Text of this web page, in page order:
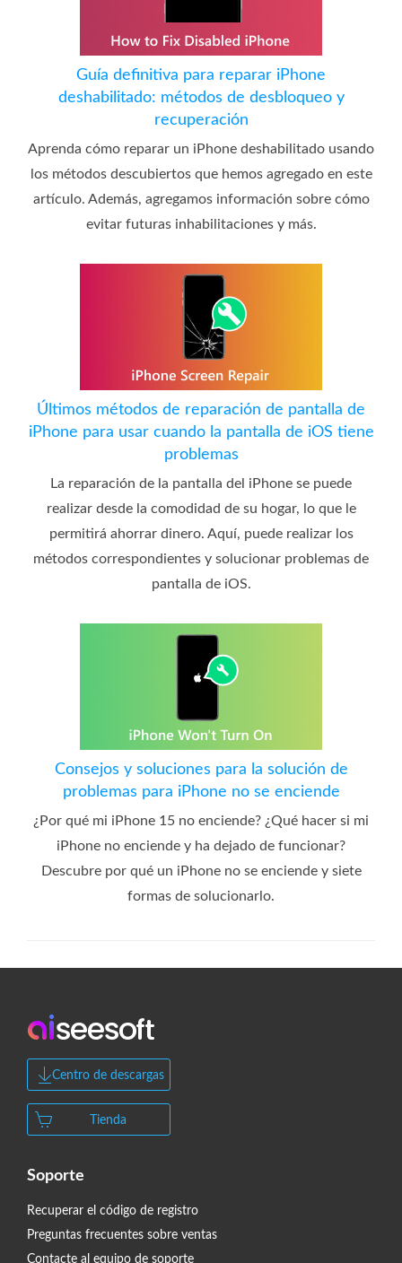
Guía definitiva para reparar iPhone
deshabilitado: métodos de desbloqueo y
recuperación
Aprenda cómo reparar un iPhone deshabilitado usando
los métodos descubiertos que hemos agregado en este
artículo. Además, agregamos información sobre cómo
evitar futuras inhabilitaciones y más.
Últimos métodos de reparación de pantalla de
iPhone para usar cuando la pantalla de iOS tiene
problemas
La reparación de la pantalla del iPhone se puede
realizar desde la comodidad de su hogar, lo que le
permitirá ahorrar dinero. Aquí, puede realizar los
métodos correspondientes y solucionar problemas de
pantalla de iOS.
Consejos y soluciones para la solución de
problemas para iPhone no se enciende
¿Por qué mi iPhone 15 no enciende? ¿Qué hacer si mi
iPhone no enciende y ha dejado de funcionar?
Descubre por qué un iPhone no se enciende y siete
formas de solucionarlo.
Centro de descargas
Tienda
Soporte
Recuperar el código de registro
Preguntas frecuentes sobre ventas
Contacte al equipo de soporte